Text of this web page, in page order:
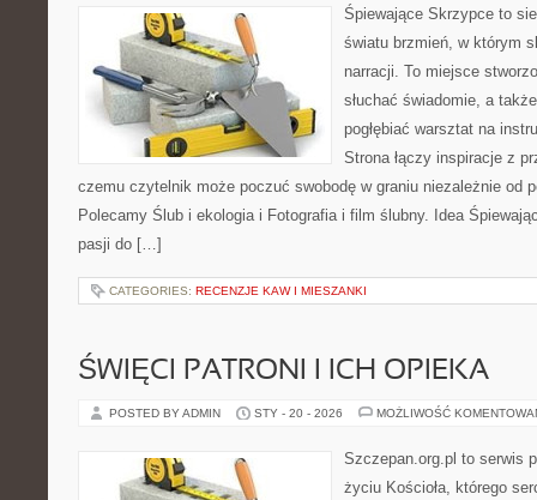
Śpiewające Skrzypce to
światu brzmień, w którym
narracji. To miejsce
słuchać świadomie, a
pogłębiać warsztat na
Strona łączy inspiracje z
czemu czytelnik może poczuć swobodę w graniu niezależnie od
Polecamy Ślub i ekologia i Fotografia i film ślubny. Idea
pasji do […]
CATEGORIES: RECENZJE KAW I MIESZANKI
ŚWIĘCI PATRONI I ICH OPIEKA
POSTED BY ADMIN STY - 20 - 2026 MOŻLIWOŚĆ
Szczepan.org.pl to serwis
życiu Kościoła, którego